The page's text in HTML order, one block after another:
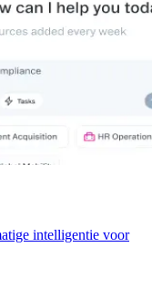
intelligentie voor